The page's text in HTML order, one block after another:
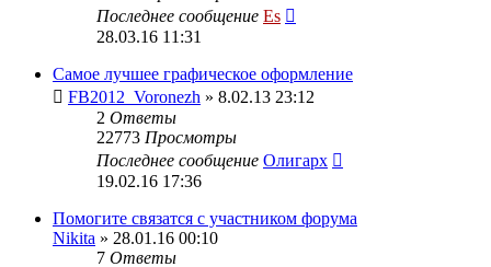
Последнее сообщение Es
28.03.16 11:31
Самое лучшее графическое оформление
FB2012_Voronezh » 8.02.13 23:12
2 Ответы
22773 Просмотры
Последнее сообщение Олигарх
19.02.16 17:36
Помогите связатся с участником форума
Nikita » 28.01.16 00:10
7 Ответы